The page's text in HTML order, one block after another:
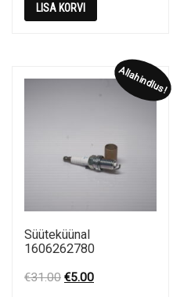
was:
€24.78.€5.00.
LISA KORVI
Allahindlus!
Süüteküünal
1606262780
€31.00 Original
€5.00Current